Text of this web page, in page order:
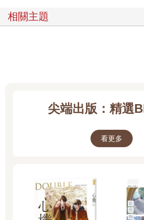
相關主題
尖端出版：精選
看更多